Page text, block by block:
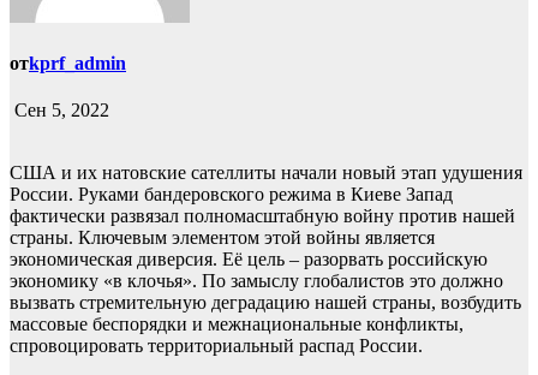
отkprf_admin
Сен 5, 2022
США и их натовские сателлиты начали новый этап удушения
России. Руками бандеровского режима в Киеве Запад
фактически развязал полномасштабную войну против нашей
страны. Ключевым элементом этой войны является
экономическая диверсия. Её цель – разорвать российскую
экономику «в клочья». По замыслу глобалистов это должно
вызвать стремительную деградацию нашей страны, возбудить
массовые беспорядки и межнациональные конфликты,
спровоцировать территориальный распад России.